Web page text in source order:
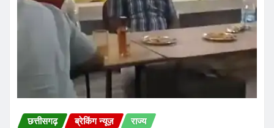
छत्तीसगढ़ ब्रेकिंग न्यूज़ राज्य